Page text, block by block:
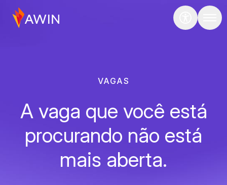
VAGAS
A vaga que você está
procurando não está
mais aberta.